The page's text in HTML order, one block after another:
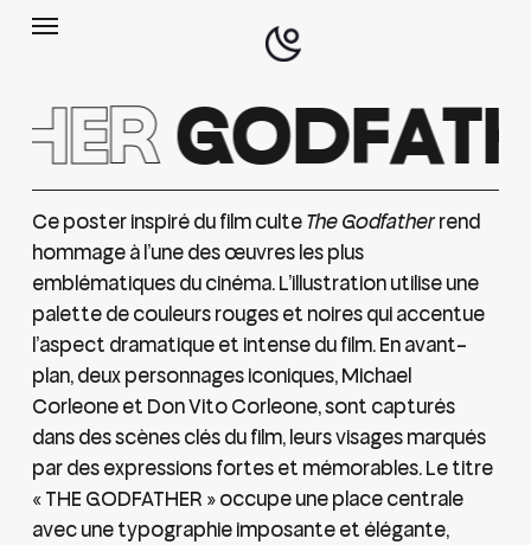
Skip
content
Menu
Ce poster inspiré du film culteThe Godfatherrend
hommage à l’une des œuvres les plus
emblématiques du cinéma. L’illustration utilise une
palette de couleurs rouges et noires qui accentue
l’aspect dramatique et intense du film. En avant-
plan, deux personnages iconiques, Michael
Corleone et Don Vito Corleone, sont capturés
dans des scènes clés du film, leurs visages marqués
par des expressions fortes et mémorables. Le titre
« THE GODFATHER » occupe une place centrale
avec une typographie imposante et élégante,